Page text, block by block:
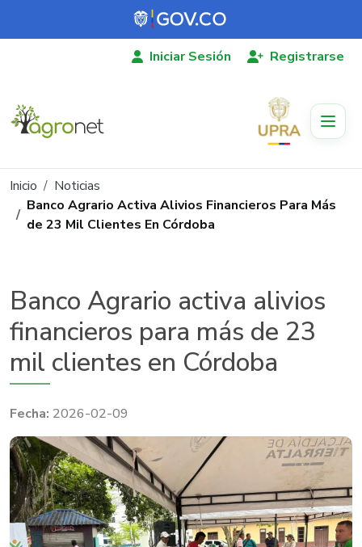
Pasar al contenido principal
Iniciar Sesión Registrarse
Ruta de navegación
Inicio
Noticias
Banco Agrario Activa Alivios Financieros Para Más
de 23 Mil Clientes En Córdoba
Banco Agrario activa alivios
financieros para más de 23
mil clientes en Córdoba
2026-02-09